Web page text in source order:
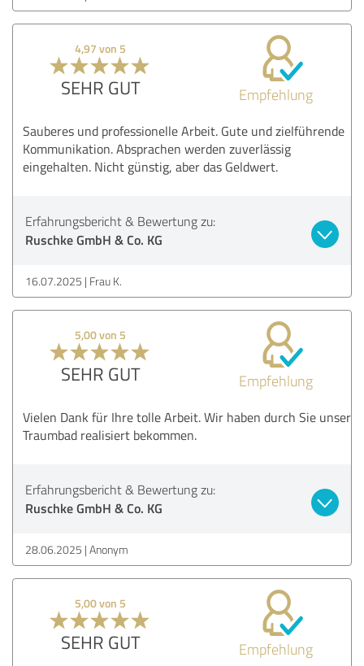
4,97 von 5
SEHR GUT Empfehlung
Sauberes und professionelle Arbeit. Gute und zielführende
Kommunikation. Absprachen werden zuverlässig
eingehalten. Nicht günstig, aber das Geldwert.
Erfahrungsbericht & Bewertung zu:
Ruschke GmbH & Co. KG
16.07.2025 Frau K.
5,00 von 5
SEHR GUT Empfehlung
Vielen Dank für Ihre tolle Arbeit. Wir haben durch Sie unser
Traumbad realisiert bekommen.
Erfahrungsbericht & Bewertung zu:
Ruschke GmbH & Co. KG
28.06.2025 Anonym
5,00 von 5
SEHR GUT Empfehlung